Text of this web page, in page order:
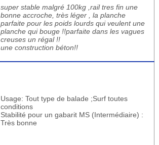
super stable malgré 100kg ,rail tres fin une
bonne accroche, très léger , la planche
parfaite pour les poids lourds qui veulent une
planche qui bouge !!parfaite dans les vagues
creuses un régal !!
une construction béton!!
Usage: Tout type de balade ;Surf toutes
conditions
Stabilité pour un gabarit MS (Intermédiaire) :
Très bonne